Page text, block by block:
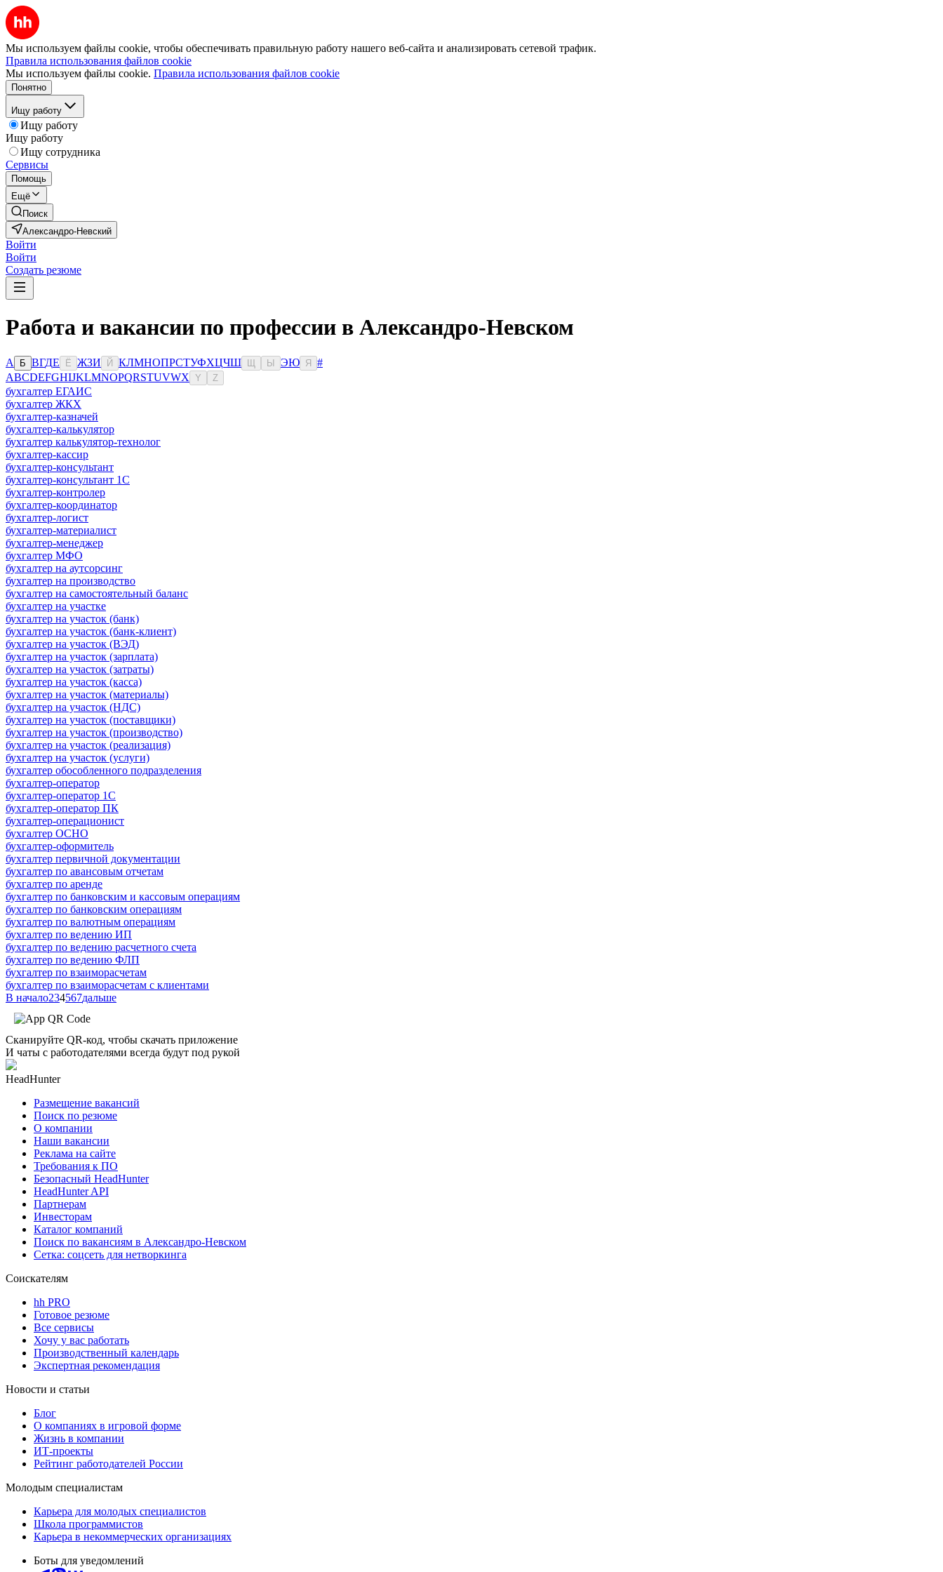
Мы используем файлы cookie, чтобы обеспечивать правильную работу нашего веб-сайта и анализировать сетевой трафик.
Правила использования файлов cookie
Мы используем файлы cookie. Правила использования файлов cookie
Понятно
Ищу работу
Ищу работу
Ищу работу
Ищу сотрудника
Сервисы
Помощь
Ещё
Поиск
Александро-Невский
Войти
Войти
Создать резюме
Работа и вакансии по профессии в Александро-Невском
А Б ВГДЕ Ё ЖЗИ Й КЛМНОПРСТУФХЦЧШ Ы ЭЮ Я
#
ABCDEFGHIJKLMNOPQRSTUVWX Y Z
бухгалтер ЕГАИС
бухгалтер ЖКХ
бухгалтер-казначей
бухгалтер-калькулятор
бухгалтер калькулятор-технолог
бухгалтер-кассир
бухгалтер-консультант
бухгалтер-консультант 1С
бухгалтер-контролер
бухгалтер-координатор
бухгалтер-логист
бухгалтер-материалист
бухгалтер-менеджер
бухгалтер МФО
бухгалтер на аутсорсинг
бухгалтер на производство
бухгалтер на самостоятельный баланс
бухгалтер на участке
бухгалтер на участок (банк)
бухгалтер на участок (банк-клиент)
бухгалтер на участок (ВЭД)
бухгалтер на участок (зарплата)
бухгалтер на участок (затраты)
бухгалтер на участок (касса)
бухгалтер на участок (материалы)
бухгалтер на участок (НДС)
бухгалтер на участок (поставщики)
бухгалтер на участок (производство)
бухгалтер на участок (реализация)
бухгалтер на участок (услуги)
бухгалтер обособленного подразделения
бухгалтер-оператор
бухгалтер-оператор 1С
бухгалтер-оператор ПК
бухгалтер-операционист
бухгалтер ОСНО
бухгалтер-оформитель
бухгалтер первичной документации
бухгалтер по авансовым отчетам
бухгалтер по аренде
бухгалтер по банковским и кассовым операциям
бухгалтер по банковским операциям
бухгалтер по валютным операциям
бухгалтер по ведению ИП
бухгалтер по ведению расчетного счета
бухгалтер по ведению ФЛП
бухгалтер по взаиморасчетам
бухгалтер по взаиморасчетам с клиентами
В начало234567дальше
Сканируйте QR-код, чтобы скачать приложение
И чаты с работодателями всегда будут под рукой
HeadHunter
Размещение вакансий
Поиск по резюме
О компании
Наши вакансии
Реклама на сайте
Требования к ПО
Безопасный HeadHunter
HeadHunter API
Партнерам
Инвесторам
Каталог компаний
Поиск по вакансиям в Александро-Невском
Сетка: соцсеть для нетворкинга
Соискателям
hh PRO
Готовое резюме
Все сервисы
Хочу у вас работать
Производственный календарь
Экспертная рекомендация
Новости и статьи
Блог
О компаниях в игровой форме
Жизнь в компании
ИТ-проекты
Рейтинг работодателей России
Молодым специалистам
Карьера для молодых специалистов
Школа программистов
Карьера в некоммерческих организациях
Боты для уведомлений